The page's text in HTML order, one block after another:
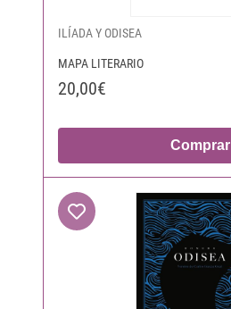
ILÍADA Y ODISEA
MAPA LITERARIO
20,00€
Comprar